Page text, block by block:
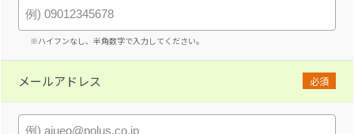
※ハイフンなし、半角数字で入力してください。
メールアドレス 必須